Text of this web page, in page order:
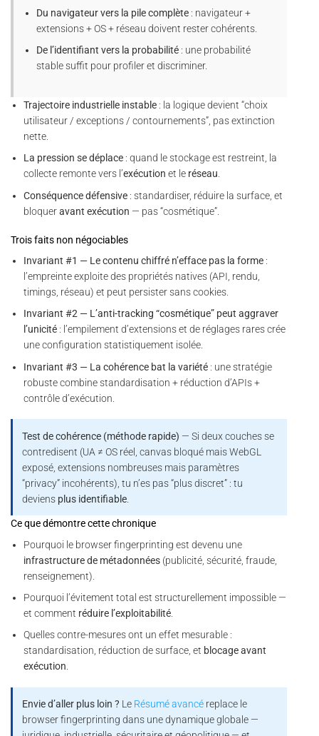
Du navigateur vers la pile complète : navigateur +
extensions + OS + réseau doivent rester cohérents.
De l’identifiant vers la probabilité : une probabilité
stable suffit pour profiler et discriminer.
Trajectoire industrielle instable : la logique devient “choix
utilisateur / exceptions / contournements”, pas extinction
nette.
La pression se déplace : quand le stockage est restreint, la
collecte remonte vers l’exécution et le réseau.
Conséquence défensive : standardiser, réduire la surface, et
bloqueravant exécution — pas “cosmétique”.
Trois faits non négociables
Invariant #1 — Le contenu chiffré n’efface pas la forme :
l’empreinte exploite des propriétés natives (API, rendu,
timings, réseau) et peut persister sans cookies.
Invariant #2 — L’anti-tracking “cosmétique” peut aggraver
l’unicité : l’empilement d’extensions et de réglages rares crée
une configuration statistiquement isolée.
Invariant #3 — La cohérence bat la variété : une stratégie
robuste combine standardisation + réduction d’APIs +
contrôle d’exécution.
Test de cohérence (méthode rapide) — Si deux couches se
contredisent (UA ≠ OS réel, canvas bloqué mais WebGL
exposé, extensions nombreuses mais paramètres
“privacy” incohérents), tu n’es pas “plus discret” : tu
deviens plus identifiable.
Ce que démontre cette chronique
Pourquoi le browser fingerprinting est devenu une
infrastructure de métadonnées (publicité, sécurité, fraude,
renseignement).
Pourquoi l’évitement total est structurellement impossible —
et comment réduire l’exploitabilité
Quelles contre-mesures ont un effet mesurable :
standardisation, réduction de surface, et blocage avant
exécution.
Envie d’aller plus loin ? Le Résumé avancéreplace le
browser fingerprinting dans une dynamique globale —